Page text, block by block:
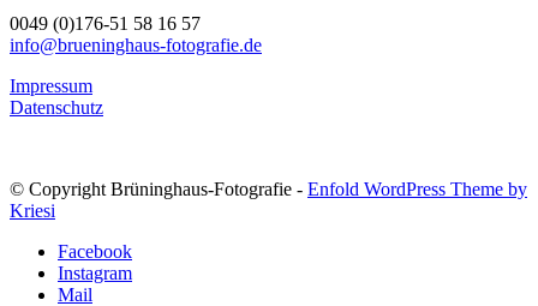
0049 (0)176-51 58 16 57
info@brueninghaus-fotografie.de
Impressum
Datenschutz
© Copyright Brüninghaus-Fotografie - Enfold WordPress Theme by
Kriesi
Facebook
Instagram
Mail